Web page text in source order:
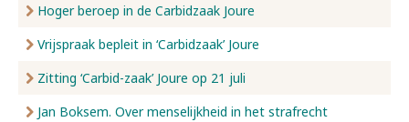
Hoger beroep in de Carbidzaak Joure
Vrijspraak bepleit in ‘Carbidzaak’ Joure
Zitting ‘Carbid-zaak’ Joure op 21 juli
Jan Boksem. Over menselijkheid in het strafrecht